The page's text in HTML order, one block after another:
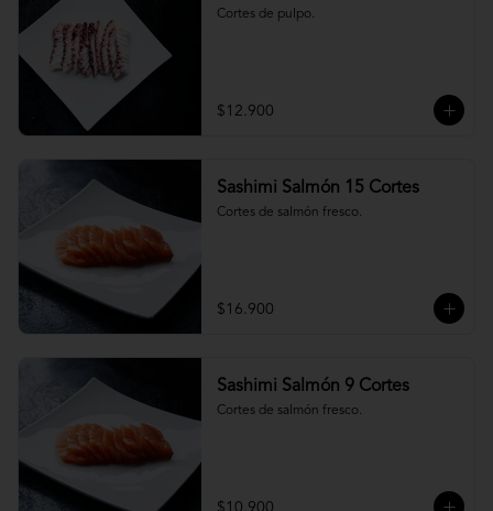
Cortes de pulpo.
$12.900
Sashimi Salmón 15 Cortes
Cortes de salmón fresco.
$16.900
Sashimi Salmón 9 Cortes
Cortes de salmón fresco.
$10.900